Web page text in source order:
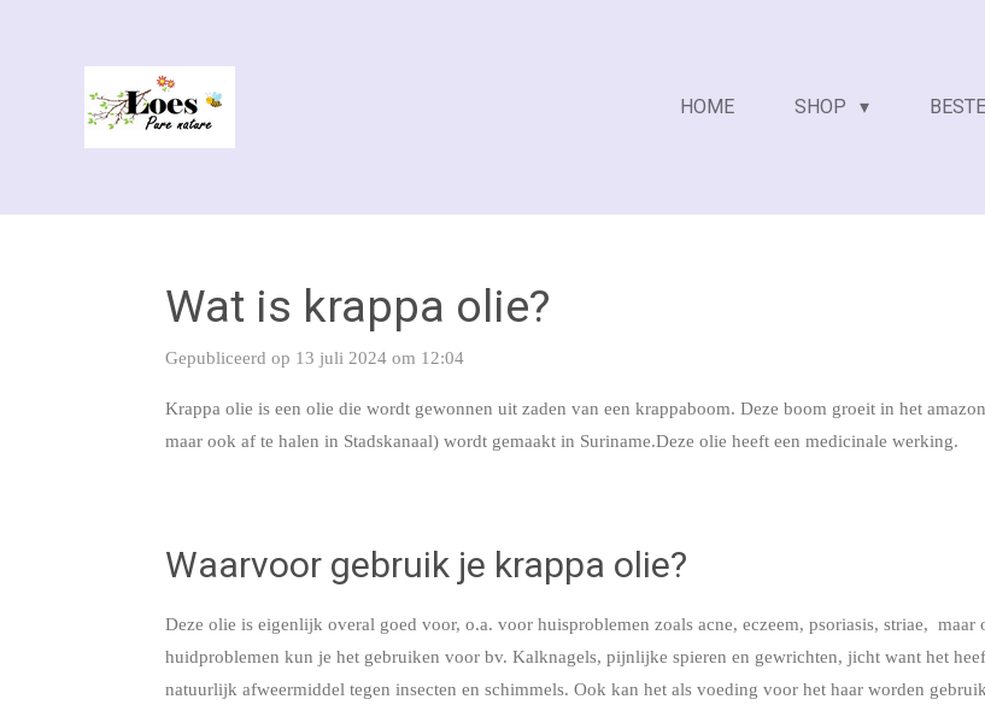
HOME SHOP
Wat is krappa olie?
Gepubliceerd op 13 juli 2024 om 12:04
Krappa olie is een olie die wordt gewonnen uit zaden van een krappaboom. Deze boom groeit in het
maar ook af te halen in Stadskanaal) wordt gemaakt in Suriname.Deze olie heeft een medicinale werking.
Waarvoor gebruik je krappa olie?
Deze olie is eigenlijk overal goed voor, o.a. voor huisproblemen zoals acne, eczeem, psoriasis, striae,
huidproblemen kun je het gebruiken voor bv. Kalknagels, pijnlijke spieren en gewrichten, jicht want het
natuurlijk afweermiddel tegen insecten en schimmels. Ook kan het als voeding voor het haar worden